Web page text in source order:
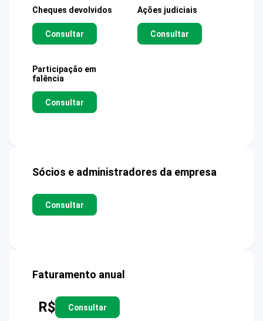
Cheques devolvidos
Consultar
Ações judiciais
Consultar
Participação em
falência
Consultar
Sócios e administradores da empresa
Consultar
Faturamento anual
R$ Consultar